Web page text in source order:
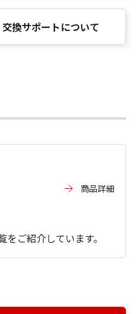
換サポートについて
商品詳細
ご紹介しています。